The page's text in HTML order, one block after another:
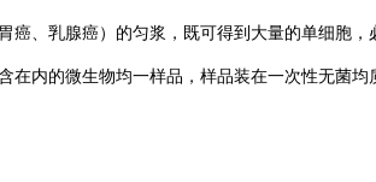
癌、乳腺癌）的匀浆，既可得到大量的单细胞
在内的微生物均一样品，样品装在一次性无菌